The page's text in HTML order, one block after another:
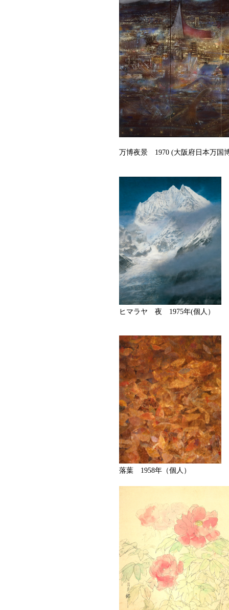
万博夜景 1970 (大阪府日本万国
ヒマラヤ 夜 1975年(個人）
落葉 1958年（個人）